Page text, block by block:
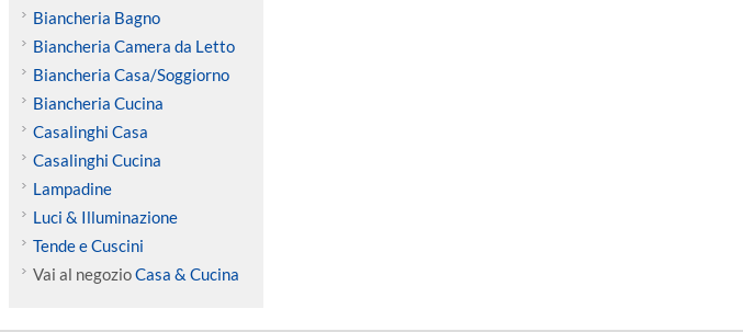
Biancheria Bagno
Biancheria Camera da Letto
Biancheria Casa/Soggiorno
Biancheria Cucina
Casalinghi Casa
Casalinghi Cucina
Lampadine
Luci & Illuminazione
Tende e Cuscini
Vai al negozioCasa & Cucina